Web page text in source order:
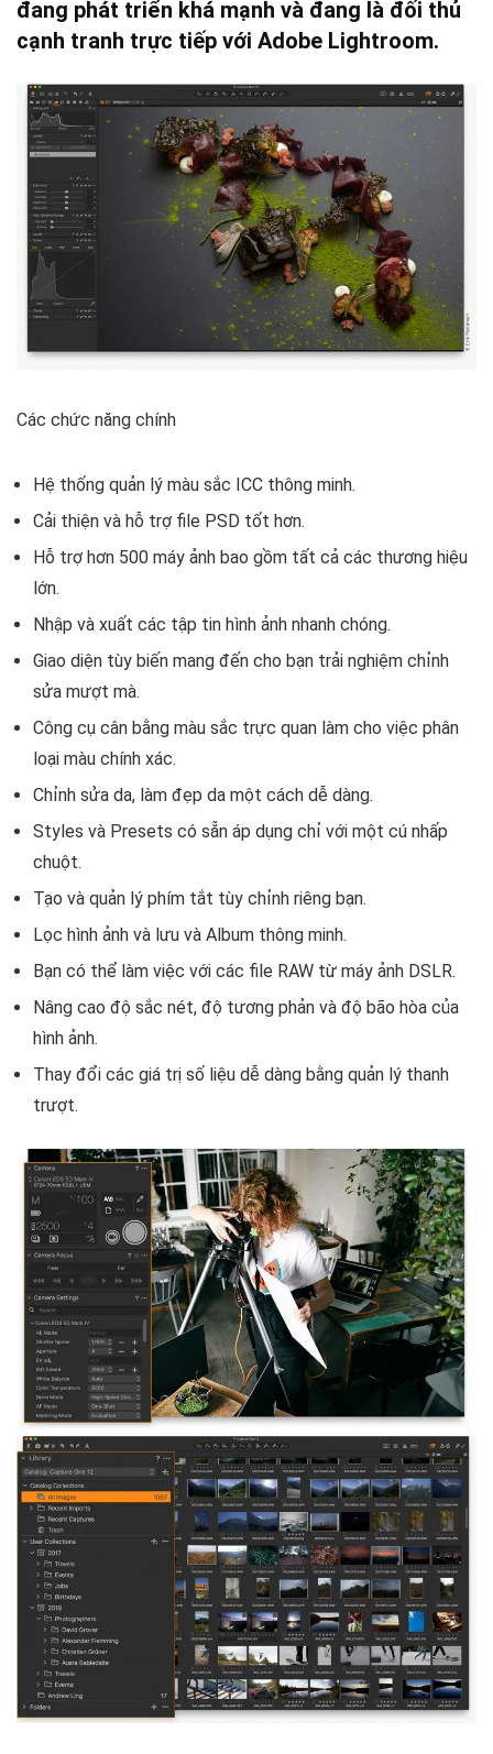
đang phát triển khá mạnh và đang là đối thủ
cạnh tranh trực tiếp với Adobe Lightroom.
Các chức năng chính
Hệ thống quản lý màu sắc ICC thông minh.
Cải thiện và hỗ trợ file PSD tốt hơn.
Hỗ trợ hơn 500 máy ảnh bao gồm tất cả các thương hiệu
lớn.
Nhập và xuất các tập tin hình ảnh nhanh chóng.
Giao diện tùy biến mang đến cho bạn trải nghiệm chỉnh
sửa mượt mà.
Công cụ cân bằng màu sắc trực quan làm cho việc phân
loại màu chính xác.
Chỉnh sửa da, làm đẹp da một cách dễ dàng.
Styles và Presets có sẵn áp dụng chỉ với một cú nhấp
chuột.
Tạo và quản lý phím tắt tùy chỉnh riêng bạn.
Lọc hình ảnh và lưu và Album thông minh.
Bạn có thể làm việc với các file RAW từ máy ảnh DSLR.
Nâng cao độ sắc nét, độ tương phản và độ bão hòa của
hình ảnh.
Thay đổi các giá trị số liệu dễ dàng bằng quản lý thanh
trượt.